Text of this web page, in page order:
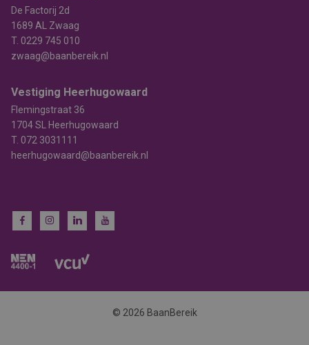
De Factorij 2d
1689 AL Zwaag
T. 0229 745 010
zwaag@baanbereik.nl
Vestiging Heerhugowaard
Flemingstraat 36
1704 SL Heerhugowaard
T. 072 3031111
heerhugowaard@baanbereik.nl
© 2026 BaanBereik